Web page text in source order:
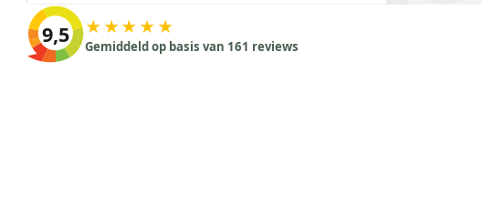
9,5 ★★★★★
Gemiddeld op basis van 161 reviews